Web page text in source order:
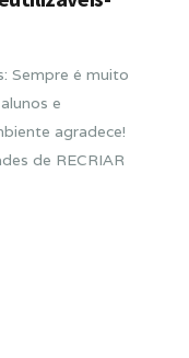
Sempre é muito
e
agradece!
de RECRIAR